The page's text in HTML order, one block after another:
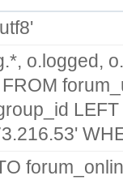
o.logged,